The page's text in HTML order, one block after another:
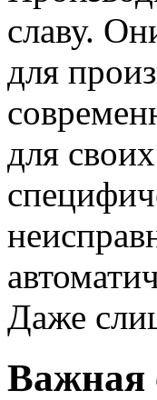
славу.
для
для
Даже
Важная